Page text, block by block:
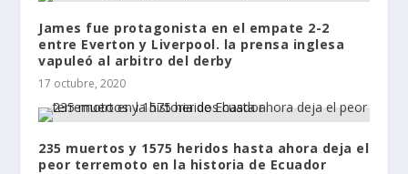
James fue protagonista en el empate 2-2
entre Everton y Liverpool. la prensa inglesa
vapuleó al arbitro del derby
17 octubre, 2020
235 muertos y 1575 heridos hasta ahora deja el
peor terremoto en la historia de Ecuador